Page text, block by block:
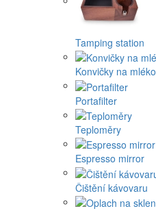
Tamping station
Konvičky na mléko
Portafilter
Teploměry
Espresso mirror
Čištění kávovaru